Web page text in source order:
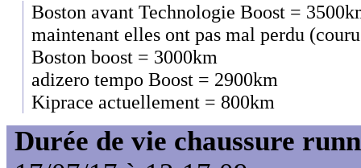
Boston avant Technologie Boost =
maintenant elles ont pas mal perdu
Boston boost = 3000km
adizero tempo Boost = 2900km
Kiprace actuellement = 800km
Durée de vie chaussure